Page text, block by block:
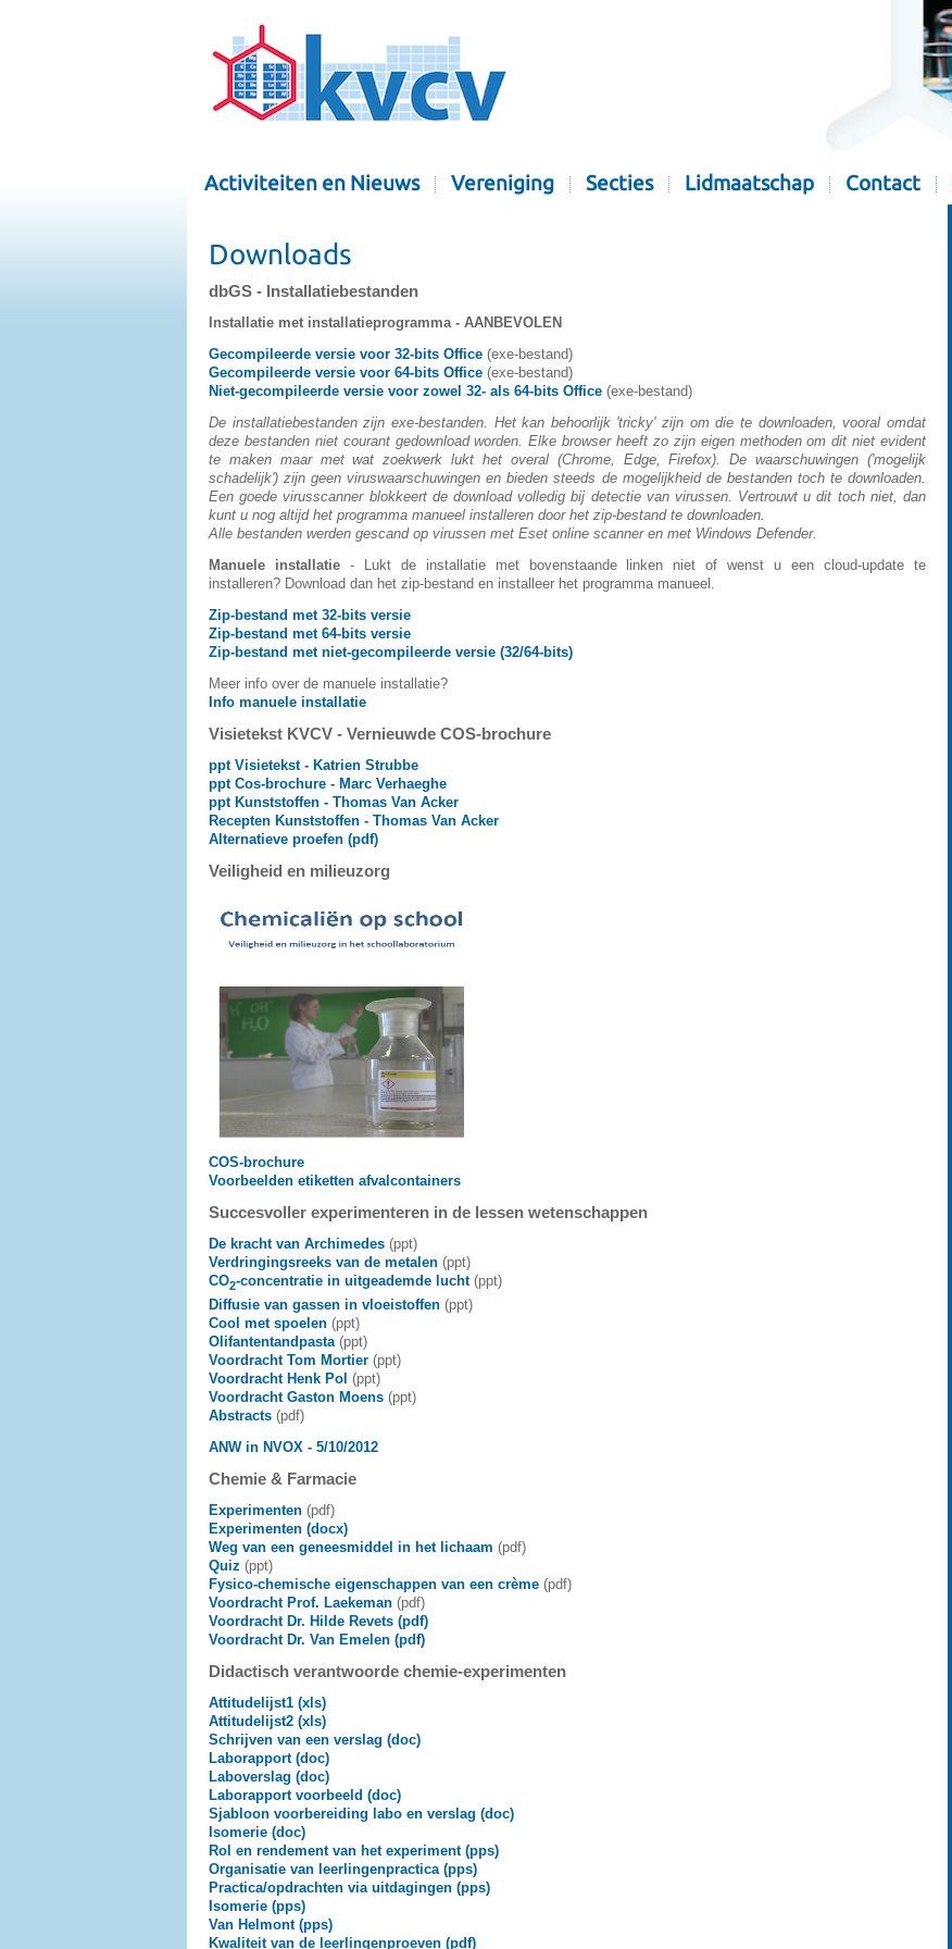
Activiteiten en Nieuws Vereniging Secties Lidmaatschap Contact
Downloads
dbGS - Installatiebestanden
Installatie met installatieprogramma - AANBEVOLEN
Gecompileerde versie voor 32-bits Office (exe-bestand)
Gecompileerde versie voor 64-bits Office (exe-bestand)
Niet-gecompileerde versie voor zowel 32- als 64-bits Office (exe-bestand)
De installatiebestanden zijn exe-bestanden. Het kan behoorlijk 'tricky' zijn om die te downloaden, vooral omdat
deze bestanden niet courant gedownload worden. Elke browser heeft zo zijn eigen methoden om dit niet evident
te maken maar met wat zoekwerk lukt het overal (Chrome, Edge, Firefox). De waarschuwingen ('mogelijk
schadelijk') zijn geen viruswaarschuwingen en bieden steeds de mogelijkheid de bestanden toch te downloaden.
Een goede virusscanner blokkeert de download volledig bij detectie van virussen. Vertrouwt u dit toch niet, dan
kunt u nog altijd het programma manueel installeren door het zip-bestand te downloaden.
Alle bestanden werden gescand op virussen met Eset online scanner en met Windows Defender.
Manuele installatie- Lukt de installatie met bovenstaande linken niet of wenst u een cloud-update te
installeren? Download dan het zip-bestand en installeer het programma manueel.
Zip-bestand met 32-bits versie
Zip-bestand met 64-bits versie
Zip-bestand met niet-gecompileerde versie (32/64-bits)
Meer info over de manuele installatie?
Info manuele installatie
Visietekst KVCV - Vernieuwde COS-brochure
ppt Visietekst - Katrien Strubbe
ppt Cos-brochure - Marc Verhaeghe
ppt Kunststoffen - Thomas Van Acker
Recepten Kunststoffen - Thomas Van Acker
Alternatieve proefen (pdf)
Veiligheid en milieuzorg
COS-brochure
Voorbeelden etiketten afvalcontainers
Succesvoller experimenteren in de lessen wetenschappen
De kracht van Archimedes (ppt)
Verdringingsreeks van de metalen (ppt)
CO2-concentratie in uitgeademde lucht(ppt)
Diffusie van gassen in vloeistoffen (ppt)
Cool met spoelen (ppt)
Olifantentandpasta (ppt)
Voordracht Tom Mortier (ppt)
Voordracht Henk Pol (ppt)
Voordracht Gaston Moens (ppt)
Abstracts (pdf)
ANW in NVOX - 5/10/2012
Chemie & Farmacie
Experimenten (pdf)
Experimenten (docx)
Weg van een geneesmiddel in het lichaam (pdf)
Quiz (ppt)
Fysico-chemische eigenschappen van een crème (pdf)
Voordracht Prof. Laekeman (pdf)
Voordracht Dr. Hilde Revets (pdf)
Voordracht Dr. Van Emelen (pdf)
Didactisch verantwoorde chemie-experimenten
Attitudelijst1 (xls)
Attitudelijst2 (xls)
Schrijven van een verslag (doc)
Laborapport (doc)
Laboverslag (doc)
Laborapport voorbeeld (doc)
Sjabloon voorbereiding labo en verslag (doc)
Isomerie (doc)
Rol en rendement van het experiment (pps)
Organisatie van leerlingenpractica (pps)
Practica/opdrachten via uitdagingen (pps)
Isomerie (pps)
Van Helmont (pps)
Kwaliteit van de leerlingenproeven (pdf)